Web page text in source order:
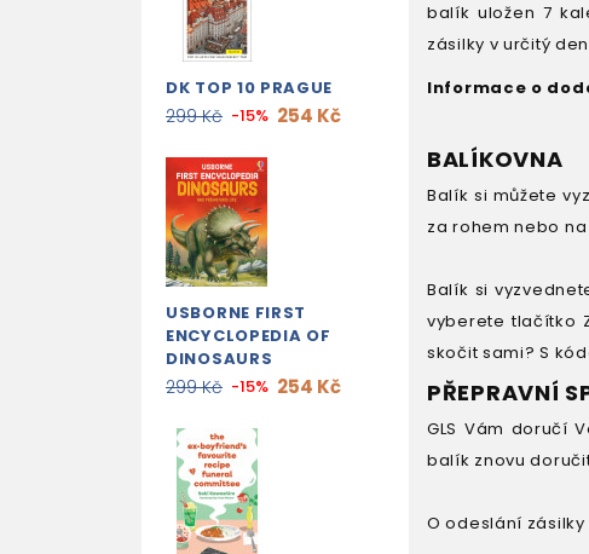
DK TOP 10 PRAGUE
299 Kč -15% 254 Kč
USBORNE FIRST
ENCYCLOPEDIA OF
DINOSAURS
299 Kč -15% 254 Kč
balík uložen 7
zásilky v určitý
Informace o
BALÍKOVNA
Balík si můžete
za rohem nebo
Balík si
vyberete tlačítko
skočit sami? S
PŘEPRAVNÍ
GLS Vám doručí
balík znovu
O odeslání